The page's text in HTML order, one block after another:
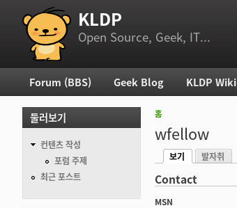
부 메뉴 KLDP
Open Source, Geek, IT...
현재 위치
홈
wfellow
기본탭
보기
발자취
Contact
MSN
주 메뉴
Forum (BBS) Geek Blog KLDP Wiki
둘러보기
컨텐츠 작성
포럼 주제
최근 포스트